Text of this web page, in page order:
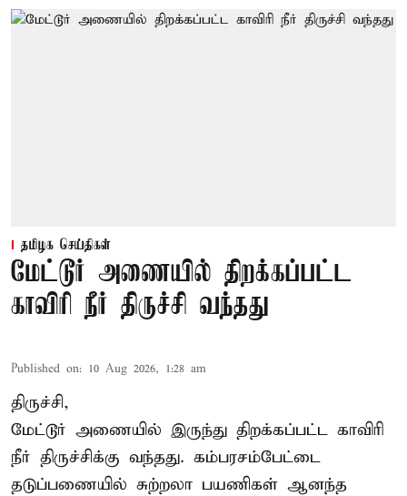
தமிழக செய்திகள்
மேட்டூர் அணையில் திறக்கப்பட்ட
காவிரி நீர் திருச்சி வந்தது
Published on: 10 Aug 2026, 1:28 am
திருச்சி,
மேட்டூர் அணையில் இருந்து திறக்கப்பட்ட காவிரி
நீர் திருச்சிக்கு வந்தது. கம்பரசம்பேட்டை
தடுப்பணையில் சுற்றலா பயணிகள் ஆனந்த